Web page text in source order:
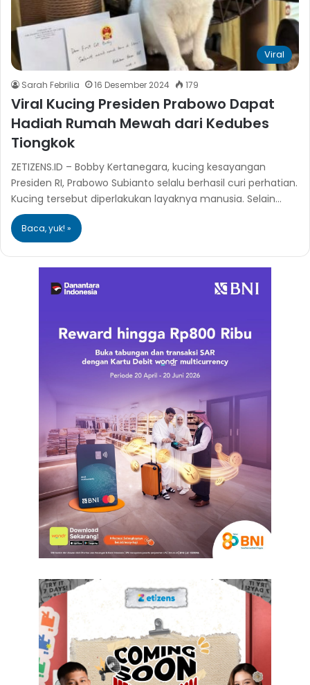
Viral
Sarah Febrilia 16 Desember 2024 179
Viral Kucing Presiden Prabowo Dapat
Hadiah Rumah Mewah dari Kedubes
Tiongkok
ZETIZENS.ID – Bobby Kertanegara, kucing kesayangan
Presiden RI, Prabowo Subianto selalu berhasil curi perhatian.
Kucing tersebut diperlakukan layaknya manusia. Selain…
Baca, yuk! »